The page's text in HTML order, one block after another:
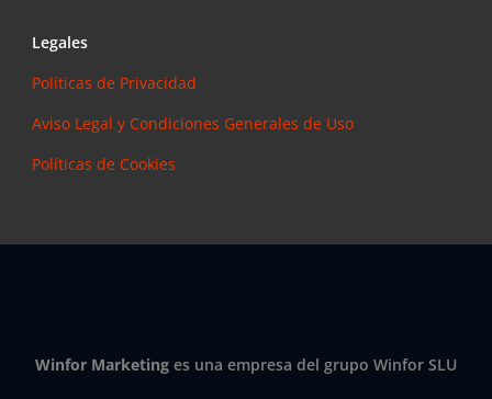
Legales
Políticas de Privacidad
Aviso Legal y Condiciones Generales de Uso
Políticas de Cookies
Winfor Marketing es una empresa del grupo Winfor SLU